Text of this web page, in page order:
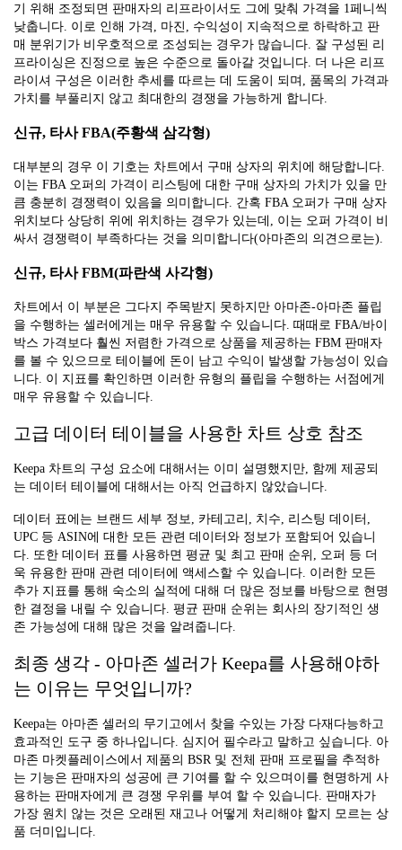
기 위해 조정되면 판매자의 리프라이서도 그에 맞춰 가격을 1페니씩
낮춥니다. 이로 인해 가격, 마진, 수익성이 지속적으로 하락하고 판
매 분위기가 비우호적으로 조성되는 경우가 많습니다. 잘 구성된 리
프라이싱은 진정으로 높은 수준으로 돌아갈 것입니다. 더 나은 리프
라이셔 구성은 이러한 추세를 따르는 데 도움이 되며, 품목의 가격과
가치를 부풀리지 않고 최대한의 경쟁을 가능하게 합니다.
신규, 타사 FBA(주황색 삼각형)
대부분의 경우 이 기호는 차트에서 구매 상자의 위치에 해당합니다.
이는 FBA 오퍼의 가격이 리스팅에 대한 구매 상자의 가치가 있을 만
큼 충분히 경쟁력이 있음을 의미합니다. 간혹 FBA 오퍼가 구매 상자
위치보다 상당히 위에 위치하는 경우가 있는데, 이는 오퍼 가격이 비
싸서 경쟁력이 부족하다는 것을 의미합니다(아마존의 의견으로는).
신규, 타사 FBM(파란색 사각형)
차트에서 이 부분은 그다지 주목받지 못하지만 아마존-아마존 플립
을 수행하는 셀러에게는 매우 유용할 수 있습니다. 때때로 FBA/바이
박스 가격보다 훨씬 저렴한 가격으로 상품을 제공하는 FBM 판매자
를 볼 수 있으므로 테이블에 돈이 남고 수익이 발생할 가능성이 있습
니다. 이 지표를 확인하면 이러한 유형의 플립을 수행하는 서점에게
매우 유용할 수 있습니다.
고급 데이터 테이블을 사용한 차트 상호 참조
Keepa 차트의 구성 요소에 대해서는 이미 설명했지만, 함께 제공되
는 데이터 테이블에 대해서는 아직 언급하지 않았습니다.
데이터 표에는 브랜드 세부 정보, 카테고리, 치수, 리스팅 데이터,
UPC 등 ASIN에 대한 모든 관련 데이터와 정보가 포함되어 있습니
다. 또한 데이터 표를 사용하면 평균 및 최고 판매 순위, 오퍼 등 더
욱 유용한 판매 관련 데이터에 액세스할 수 있습니다. 이러한 모든
추가 지표를 통해 숙소의 실적에 대해 더 많은 정보를 바탕으로 현명
한 결정을 내릴 수 있습니다. 평균 판매 순위는 회사의 장기적인 생
존 가능성에 대해 많은 것을 알려줍니다.
최종 생각 - 아마존 셀러가 Keepa를 사용해야하
는 이유는 무엇입니까?
Keepa는 아마존 셀러의 무기고에서 찾을 수있는 가장 다재다능하고
효과적인 도구 중 하나입니다. 심지어 필수라고 말하고 싶습니다. 아
마존 마켓플레이스에서 제품의 BSR 및 전체 판매 프로필을 추적하
는 기능은 판매자의 성공에 큰 기여를 할 수 있으며이를 현명하게 사
용하는 판매자에게 큰 경쟁 우위를 부여 할 수 있습니다. 판매자가
가장 원치 않는 것은 오래된 재고나 어떻게 처리해야 할지 모르는 상
품 더미입니다.